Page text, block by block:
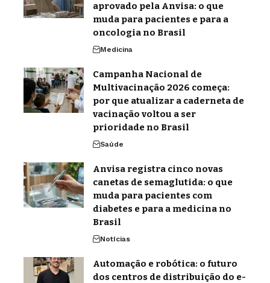
aprovado pela Anvisa: o que
muda para pacientes e para a
oncologia no Brasil
Medicina
Campanha Nacional de
Multivacinação 2026 começa:
por que atualizar a caderneta de
vacinação voltou a ser
prioridade no Brasil
Saúde
Anvisa registra cinco novas
canetas de semaglutida: o que
muda para pacientes com
diabetes e para a medicina no
Brasil
Notícias
Automação e robótica: o futuro
dos centros de distribuição do e-